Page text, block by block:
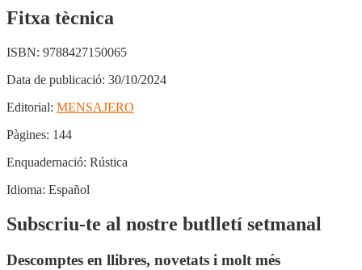
Fitxa tècnica
ISBN: 9788427150065
Data de publicació: 30/10/2024
Editorial: MENSAJERO
Pàgines: 144
Enquadernació: Rústica
Idioma: Español
Subscriu-te al nostre butlletí setmanal
Descomptes en llibres, novetats i molt més